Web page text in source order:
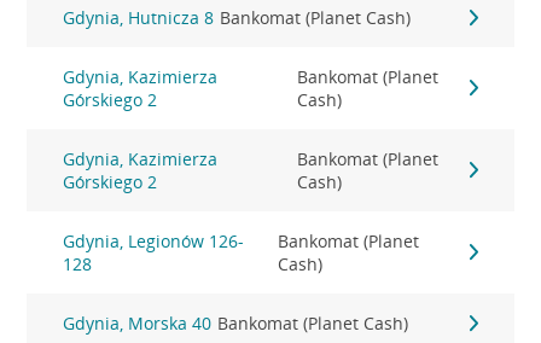
Gdynia, Hutnicza 8 Bankomat (Planet Cash)
Gdynia, Kazimierza
Górskiego 2
Bankomat (Planet
Cash)
Gdynia, Kazimierza
Górskiego 2
Bankomat (Planet
Cash)
Gdynia, Legionów 126-
128
Bankomat (Planet
Cash)
Gdynia, Morska 40 Bankomat (Planet Cash)